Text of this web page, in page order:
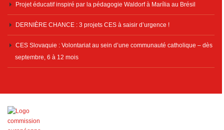
Projet éducatif inspiré par la pédagogie Waldorf à Marília au Brésil
DERNIÈRE CHANCE : 3 projets CES à saisir d’urgence !
CES Slovaquie : Volontariat au sein d’une communauté catholique – dès
septembre, 6 à 12 mois